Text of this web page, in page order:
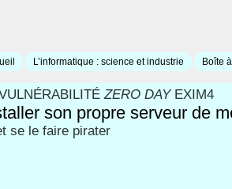
L’informatique : science et industrie Boîte
ZERO DAYEXIM4
son propre serveur de
se le faire pirater